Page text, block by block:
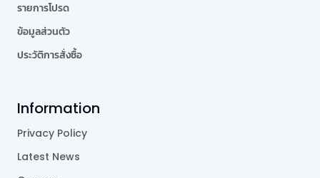
รายการโปรด
ข้อมูลส่วนตัว
ประวัติการสั่งซื้อ
Information
Privacy Policy
Latest News